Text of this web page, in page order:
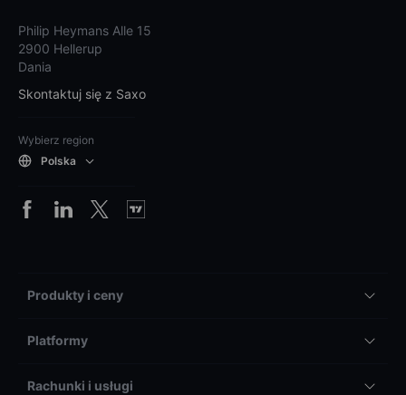
Philip Heymans Alle 15
2900 Hellerup
Dania
Skontaktuj się z Saxo
Wybierz region
Polska
Produkty i ceny
Platformy
Rachunki i usługi